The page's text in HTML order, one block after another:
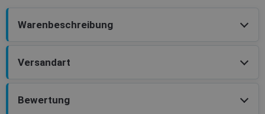
Warenbeschreibung
Versandart
Bewertung